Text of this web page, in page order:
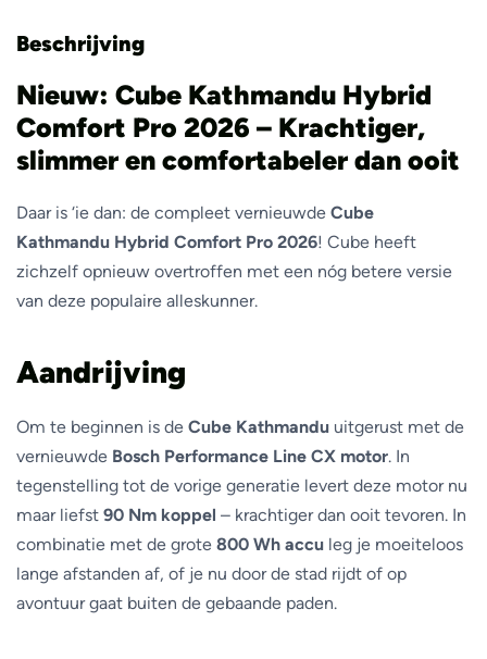
Beschrijving
Nieuw: Cube Kathmandu Hybrid
Comfort Pro 2026 – Krachtiger,
slimmer en comfortabeler dan ooit
Daar is ‘ie dan: de compleet vernieuwde Cube
Kathmandu Hybrid Comfort Pro 2026! Cube heeft
zichzelf opnieuw overtroffen met een nóg betere versie
van deze populaire alleskunner.
Aandrijving
Om te beginnen is de Cube Kathmandu uitgerust met de
vernieuwde Bosch Performance Line CX motor. In
tegenstelling tot de vorige generatie levert deze motor nu
maar liefst 90 Nm koppel – krachtiger dan ooit tevoren. In
combinatie met de grote 800 Wh accu leg je moeiteloos
lange afstanden af, of je nu door de stad rijdt of op
avontuur gaat buiten de gebaande paden.